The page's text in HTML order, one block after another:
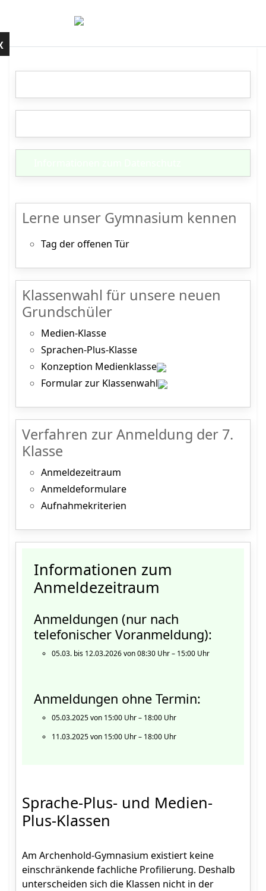
Mobile Menu Toggle
Lerne unser Gymnasium kennen
Tag der offenen Tür
Klassenwahl für unsere neuen
Grundschüler
Medien-Klasse
Sprachen-Plus-Klasse
Konzeption Medienklasse
Formular zur Klassenwahl
Verfahren zur Anmeldung der 7.
Klasse
Anmeldezeitraum
Anmeldeformulare
Aufnahmekriterien
Informationen zum
Anmeldezeitraum
Anmeldungen (nur nach
telefonischer Voranmeldung):
05.03. bis 12.03.2026 von 08:30 Uhr – 15:00 Uhr
Anmeldungen ohne Termin:
05.03.2025 von 15:00 Uhr – 18:00 Uhr
11.03.2025 von 15:00 Uhr – 18:00 Uhr
Sprache-Plus- und Medien-
Plus-Klassen
Am Archenhold-Gymnasium existiert keine
einschränkende fachliche Profilierung. Deshalb
unterscheiden sich die Klassen nicht in der